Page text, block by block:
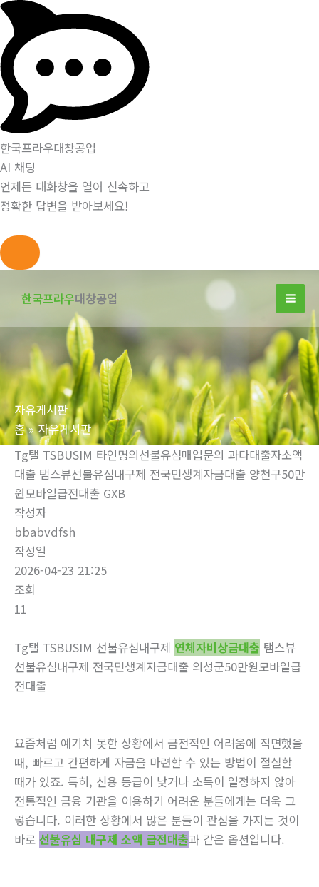
한국프라우대창공업
AI 채팅
언제든 대화창을 열어 신속하고
정확한 답변을 받아보세요!
너
뛰
기
한국프라우대창공업
자유게시판
홈
자유게시판
Tg탤 TSBUSIM 타인명의선불유심매입문의 과다대출자소액
대출 탬스뷰선불유심내구제 전국민생계자금대출 양천구50만
원모바일급전대출 GXB
작성자
bbabvdfsh
작성일
2026-04-23 21:25
조회
11
Tg탤 TSBUSIM 선불유심내구제 연체자비상금대출 탬스뷰
선불유심내구제 전국민생계자금대출 의성군50만원모바일급
전대출
요즘처럼 예기치 못한 상황에서 금전적인 어려움에 직면했을
때, 빠르고 간편하게 자금을 마련할 수 있는 방법이 절실할
때가 있죠. 특히, 신용 등급이 낮거나 소득이 일정하지 않아
전통적인 금융 기관을 이용하기 어려운 분들에게는 더욱 그
렇습니다. 이러한 상황에서 많은 분들이 관심을 가지는 것이
바로 선불유심 내구제 소액 급전대출과 같은 옵션입니다.